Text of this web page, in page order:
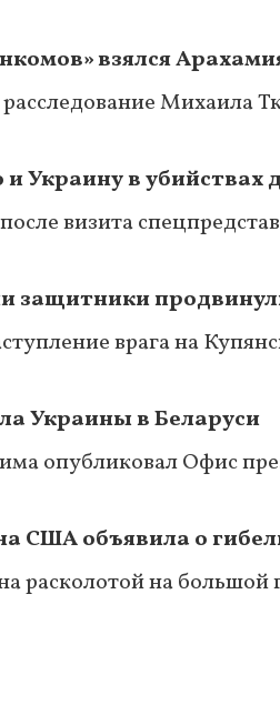
взялся
Михаила
Украину в убийствах
визита
защитники
врага на
Украины в Беларуси
опубликовал Офис
США объявила о
расколотой на большой